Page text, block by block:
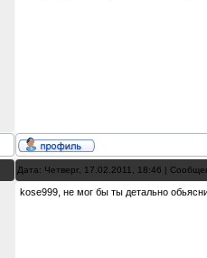
Дата: Четверг, 17.02.2011, 18:46 |
kose999, не мог бы ты детально